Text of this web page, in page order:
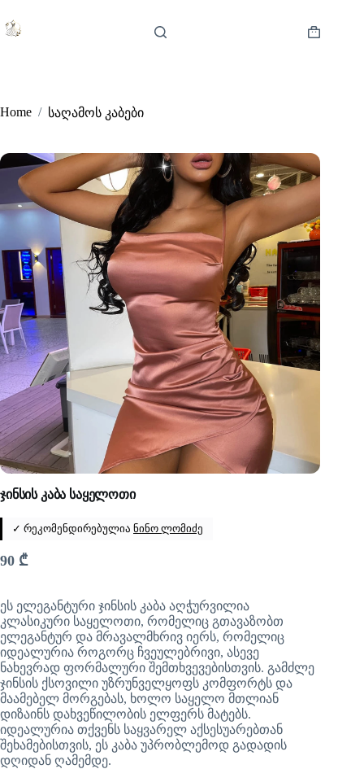
to
content
Shopping
Home / საღამოს კაბები
ჯინსის კაბა საყელოთი
✓ რეკომენდირებულია ნინო ლომიძე
90 ₾
ეს ელეგანტური ჯინსის კაბა აღჭურვილია
კლასიკური საყელოთი, რომელიც გთავაზობთ
ელეგანტურ და მრავალმხრივ იერს, რომელიც
იდეალურია როგორც ჩვეულებრივი, ასევე
ნახევრად ფორმალური შემთხვევებისთვის. გამძლე
ჯინსის ქსოვილი უზრუნველყოფს კომფორტს და
მაამებელ მორგებას, ხოლო საყელო მთლიან
დიზაინს დახვეწილობის ელფერს მატებს.
იდეალურია თქვენს საყვარელ აქსესუარებთან
შეხამებისთვის, ეს კაბა უპრობლემოდ გადადის
დღიდან ღამემდე.